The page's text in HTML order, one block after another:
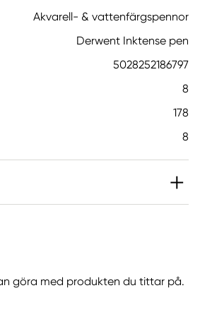
Akvarell- & vattenfärgspennor
Derwent Inktense pen
5028252186797
8
178
8
göra med produkten du tittar på.